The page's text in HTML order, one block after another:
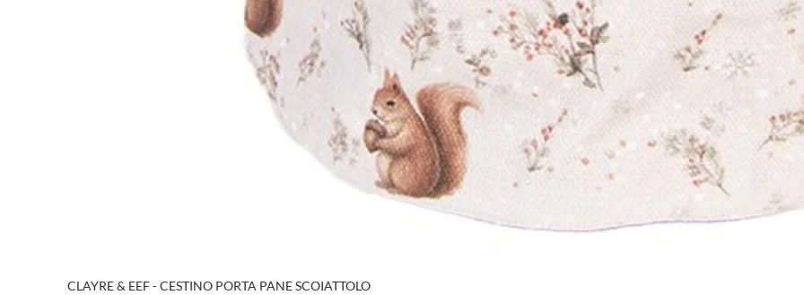
CLAYRE & EEF - CESTINO PORTA PANE SCOIATTOLO